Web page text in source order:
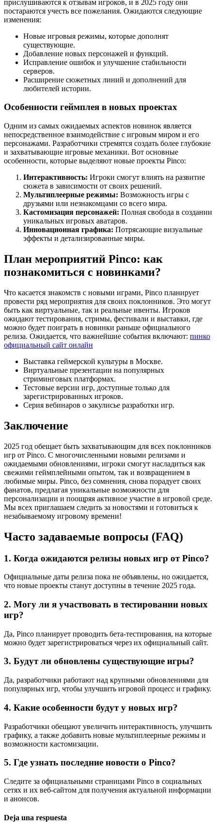
прислушиваются к отзывам игроков, и в 2025 году они
постараются учесть все пожелания. Ожидаются следующие
изменения:
Новые игровыя режимы, которые дополнят
существующие.
Добавление новых персонажей и функций.
Исправление ошибок и улучшение стабильности
серверов.
Расширение сюжетных линий и дополнений для
любителей истории.
Особенности геймплея в новых проектах
Одним из самых ожидаемых аспектов новинок является
непосредственное взаимодействие с игровым миром и его
персонажами. Разработчики стремятся создать более глубокие
и захватывающие игровые механики. Вот основные
особенности, которые выделяют новые проекты Pinco:
Интерактивность: Игроки смогут влиять на развитие
сюжета в зависимости от своих решений.
Мультиплеерные режимы: Возможность игры с
друзьями или незнакомцами со всего мира.
Кастомизация персонажей: Полная свобода в создании
уникальных игровых аватаров.
Инновационная графика: Потрясающие визуальные
эффекты и детализированные миры.
План мероприятий Pinco: как
познакомиться с новинками?
Что касается знакомств с новыми играми, Pinco планирует
провести ряд мероприятия для своих поклонников. Это могут
быть как виртуальные, так и реальные ивенты. Игроков
ожидают тестирования, стримы, фестивали и выставки, где
можно будет поиграть в новинки раньше официального
релиза. Ожидается, что важнейшие события включают: пинко
официальный сайт онлайн
Выставка геймерской культуры в Москве.
Виртуальные презентации на популярных
стриминговых платформах.
Тестовые версии игр, доступные только для
зарегистрированных игроков.
Серия вебинаров о закулисье разработки игр.
Заключение
2025 год обещает быть захватывающим для всех поклонников
игр от Pinco. С многочисленными новыми релизами и
ожидаемыми обновлениями, игроки смогут насладиться как
свежими геймплейными опытом, так и возвращением в
любимые миры. Pinco, без сомнения, снова порадует своих
фанатов, предлагая уникальные возможности для
персонализации и поощряя активное участие в игровой среде.
Мы всех приглашаем следить за новостями и готовиться к
незабываемому игровому времени!
Часто задаваемые вопросы (FAQ)
1. Когда ожидаются релизы новых игр от Pinco?
Официальные даты релиза пока не объявлены, но ожидается,
что новые проекты станут доступны в течение 2025 года.
2. Могу ли я участвовать в тестировании новых
игр?
Да, Pinco планирует проводить бета-тестирования, на которые
можно будет зарегистрироваться через их официальный сайт.
3. Будут ли обновлены существующие игры?
Да, разработчики работают над крупными обновлениями для
популярных игр, чтобы улучшить игровой процесс и графику.
4. Какие особенности будут у новых игр?
Разработчики обещают увеличить интерактивность, улучшить
графику, а также добавить новые мультиплеерные режимы и
возможности кастомизации.
5. Где узнать последние новости о Pinco?
Следите за официальными страницами Pinco в социальных
сетях и их веб-сайтом для получения актуальной информации
и анонсов.
Deja una respuesta